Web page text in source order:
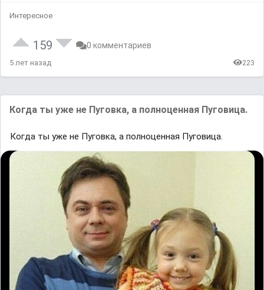
Интересное
159 0 комментариев
5 лет назад 223
Когда ты уже не Пуговка, а полноценная Пуговица.
Когда ты уже не Пуговка, а полноценная Пуговица.